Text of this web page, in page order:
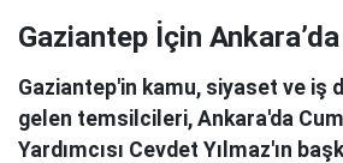
Gaziantep İçin
Gaziantep'in kamu, siyaset ve iş
gelen temsilcileri, Ankara'da
Yardımcısı Cevdet Yılmaz'ın